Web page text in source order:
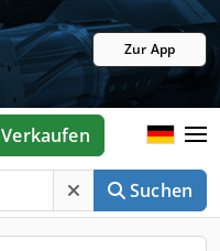
Zur App
Suchen
Verkaufen